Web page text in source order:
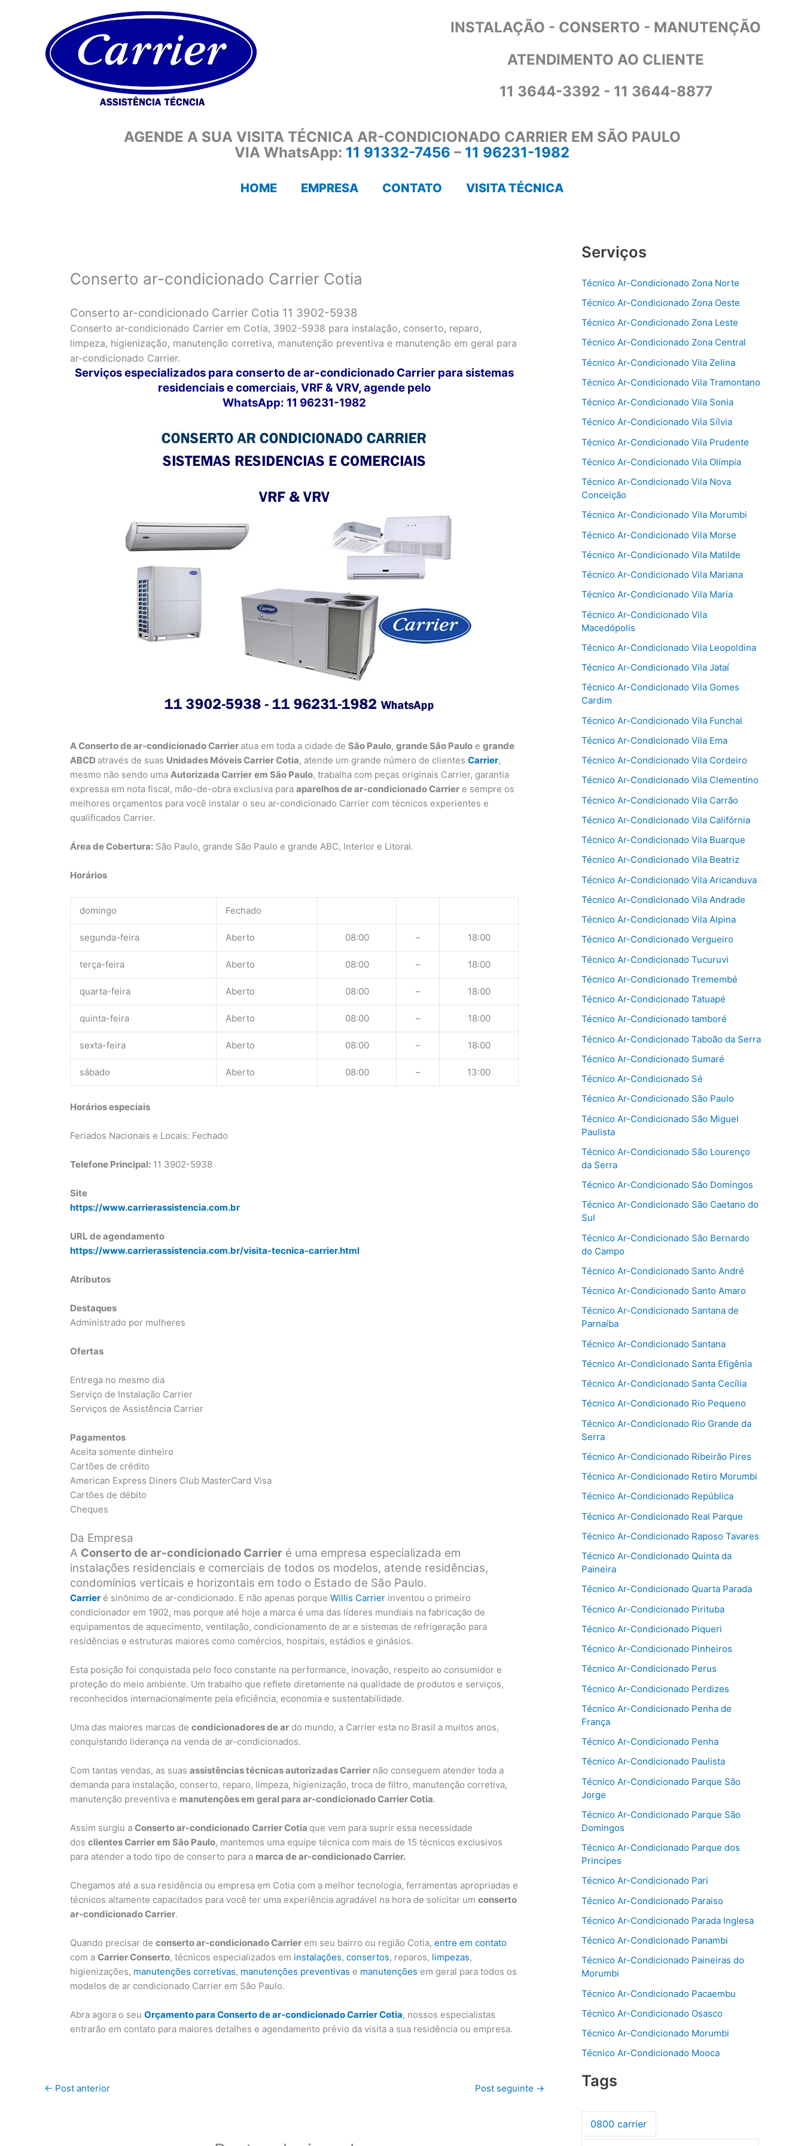
INSTALAÇÃO - CONSERTO - MANUTENÇÃO
ATENDIMENTO AO CLIENTE
11 3644-3392 - 11 3644-8877
AGENDE A SUA VISITA TÉCNICA AR-CONDICIONADO CARRIER EM SÃO PAULO
VIA WhatsApp: 11 91332-7456 – 11 96231-1982
HOME EMPRESA CONTATO VISITA TÉCNICA
Conserto ar-condicionado Carrier Cotia
Conserto ar-condicionado Carrier Cotia 11 3902-5938
Conserto ar-condicionado Carrier em Cotia, 3902-5938 para instalação, conserto, reparo,
limpeza, higienização, manutenção corretiva, manutenção preventiva e manutenção em geral para
ar-condicionado Carrier.
Serviços especializados para conserto de ar-condicionado Carrier para sistemas
residenciais e comerciais, VRF & VRV, agende pelo
WhatsApp: 11 96231-1982
A Conserto de ar-condicionado Carrier atua em toda a cidade de São Paulo, grande São Paulo e grande
ABCD através de suas Unidades Móveis Carrier Cotia, atende um grande número de clientes Carrier,
mesmo não sendo uma Autorizada Carrier em São Paulo, trabalha com peças originais Carrier, garantia
expressa em nota fiscal, mão-de-obra exclusiva para aparelhos de ar-condicionado Carrier e sempre os
melhores orçamentos para você instalar o seu ar-condicionado Carrier com técnicos experientes e
qualificados Carrier.
Área de Cobertura: São Paulo, grande São Paulo e grande ABC, Interior e Litoral.
Horários
domingo Fechado
segunda-feira Aberto 08:00 – 18:00
terça-feira Aberto 08:00 – 18:00
quarta-feira Aberto 08:00 – 18:00
quinta-feira Aberto 08:00 – 18:00
sexta-feira Aberto 08:00 – 18:00
sábado Aberto 08:00 – 13:00
Horários especiais
Feriados Nacionais e Locais: Fechado
Telefone Principal: 11 3902-5938
Site
https://www.carrierassistencia.com.br
URL de agendamento
https://www.carrierassistencia.com.br/visita-tecnica-carrier.html
Atributos
Destaques
Administrado por mulheres
Ofertas
Entrega no mesmo dia
Serviço de Instalação Carrier
Serviços de Assistência Carrier
Pagamentos
Aceita somente dinheiro
Cartões de crédito
American Express Diners Club MasterCard Visa
Cartões de débito
Cheques
Da Empresa
A Conserto de ar-condicionado Carrier é uma empresa especializada em
instalações residenciais e comerciais de todos os modelos, atende residências,
condomínios verticais e horizontais em todo o Estado de São Paulo.
Carrier é sinônimo de ar-condicionado. E não apenas porque Willis Carrier inventou o primeiro
condicionador em 1902, mas porque até hoje a marca é uma das líderes mundiais na fabricação de
equipamentos de aquecimento, ventilação, condicionamento de ar e sistemas de refrigeração para
residências e estruturas maiores como comércios, hospitais, estádios e ginásios.
Esta posição foi conquistada pelo foco constante na performance, inovação, respeito ao consumidor e
proteção do meio ambiente. Um trabalho que reflete diretamente na qualidade de produtos e serviços,
reconhecidos internacionalmente pela eficiência, economia e sustentabilidade.
Uma das maiores marcas de condicionadores de ar do mundo, a Carrier esta no Brasil a muitos anos,
conquistando liderança na venda de ar-condicionados.
Com tantas vendas, as suas assistências técnicas autorizadas Carrier não conseguem atender toda a
demanda para instalação, conserto, reparo, limpeza, higienização, troca de filtro, manutenção corretiva,
manutenção preventiva e manutenções em geral para ar-condicionado Carrier Cotia.
Assim surgiu a Conserto ar-condicionado Carrier Cotia que vem para suprir essa necessidade
dos clientes Carrier em São Paulo, mantemos uma equipe técnica com mais de 15 técnicos exclusivos
para atender a todo tipo de conserto para a marca de ar-condicionado Carrier.
Chegamos até a sua residência ou empresa em Cotia com a melhor tecnologia, ferramentas apropriadas e
técnicos altamente capacitados para você ter uma experiência agradável na hora de solicitar um conserto
ar-condicionado Carrier.
Quando precisar de conserto ar-condicionado Carrier em seu bairro ou região Cotia, entre em contato
com a Carrier Conserto, técnicos especializados em instalações, consertos, reparos, limpezas,
higienizações, manutenções corretivas, manutenções preventivas e manutenções em geral para todos os
modelos de ar condicionado Carrier em São Paulo.
Abra agora o seu Orçamento para Conserto de ar-condicionado Carrier Cotia, nossos especialistas
entrarão em contato para maiores detalhes e agendamento prévio da visita a sua residência ou empresa.
← Post anterior Post seguinte →
Serviços
Técnico Ar-Condicionado Zona Norte
Técnico Ar-Condicionado Zona Oeste
Técnico Ar-Condicionado Zona Leste
Técnico Ar-Condicionado Zona Central
Técnico Ar-Condicionado Vila Zelina
Técnico Ar-Condicionado Vila Tramontano
Técnico Ar-Condicionado Vila Sonia
Técnico Ar-Condicionado Vila Sílvia
Técnico Ar-Condicionado Vila Prudente
Técnico Ar-Condicionado Vila Olímpia
Técnico Ar-Condicionado Vila Nova
Conceição
Técnico Ar-Condicionado Vila Morumbi
Técnico Ar-Condicionado Vila Morse
Técnico Ar-Condicionado Vila Matilde
Técnico Ar-Condicionado Vila Mariana
Técnico Ar-Condicionado Vila Maria
Técnico Ar-Condicionado Vila
Macedópolis
Técnico Ar-Condicionado Vila Leopoldina
Técnico Ar-Condicionado Vila Jataí
Técnico Ar-Condicionado Vila Gomes
Cardim
Técnico Ar-Condicionado Vila Funchal
Técnico Ar-Condicionado Vila Ema
Técnico Ar-Condicionado Vila Cordeiro
Técnico Ar-Condicionado Vila Clementino
Técnico Ar-Condicionado Vila Carrão
Técnico Ar-Condicionado Vila Califórnia
Técnico Ar-Condicionado Vila Buarque
Técnico Ar-Condicionado Vila Beatriz
Técnico Ar-Condicionado Vila Aricanduva
Técnico Ar-Condicionado Vila Andrade
Técnico Ar-Condicionado Vila Alpina
Técnico Ar-Condicionado Vergueiro
Técnico Ar-Condicionado Tucuruvi
Técnico Ar-Condicionado Tremembé
Técnico Ar-Condicionado Tatuapé
Técnico Ar-Condicionado tamboré
Técnico Ar-Condicionado Taboão da Serra
Técnico Ar-Condicionado Sumaré
Técnico Ar-Condicionado Sé
Técnico Ar-Condicionado São Paulo
Técnico Ar-Condicionado São Miguel
Paulista
Técnico Ar-Condicionado São Lourenço
da Serra
Técnico Ar-Condicionado São Domingos
Técnico Ar-Condicionado São Caetano do
Sul
Técnico Ar-Condicionado São Bernardo
do Campo
Técnico Ar-Condicionado Santo André
Técnico Ar-Condicionado Santo Amaro
Técnico Ar-Condicionado Santana de
Parnaíba
Técnico Ar-Condicionado Santana
Técnico Ar-Condicionado Santa Efigênia
Técnico Ar-Condicionado Santa Cecília
Técnico Ar-Condicionado Rio Pequeno
Técnico Ar-Condicionado Rio Grande da
Serra
Técnico Ar-Condicionado Ribeirão Pires
Técnico Ar-Condicionado Retiro Morumbi
Técnico Ar-Condicionado República
Técnico Ar-Condicionado Real Parque
Técnico Ar-Condicionado Raposo Tavares
Técnico Ar-Condicionado Quinta da
Paineira
Técnico Ar-Condicionado Quarta Parada
Técnico Ar-Condicionado Pirituba
Técnico Ar-Condicionado Piqueri
Técnico Ar-Condicionado Pinheiros
Técnico Ar-Condicionado Perus
Técnico Ar-Condicionado Perdizes
Técnico Ar-Condicionado Penha de
França
Técnico Ar-Condicionado Penha
Técnico Ar-Condicionado Paulista
Técnico Ar-Condicionado Parque São
Jorge
Técnico Ar-Condicionado Parque São
Domingos
Técnico Ar-Condicionado Parque dos
Princípes
Técnico Ar-Condicionado Pari
Técnico Ar-Condicionado Paraiso
Técnico Ar-Condicionado Parada Inglesa
Técnico Ar-Condicionado Panambi
Técnico Ar-Condicionado Paineiras do
Morumbi
Técnico Ar-Condicionado Pacaembu
Técnico Ar-Condicionado Osasco
Técnico Ar-Condicionado Morumbi
Técnico Ar-Condicionado Mooca
Tags
0800 carrier